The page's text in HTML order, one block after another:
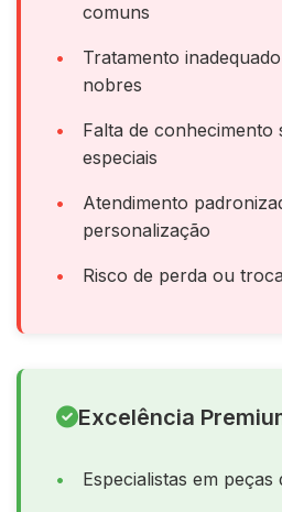
comuns
Tratamento
nobres
Falta de conhecimento
especiais
Atendimento
personalização
Risco de perda ou
Excelência
Especialistas em